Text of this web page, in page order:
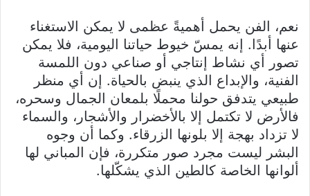
نعم، الفن يحمل أهميةً عظمى لا يمكن الاستغناء
عنها أبدًا. إنه يمسّ خيوط حياتنا اليومية، فلا يمكن
تصور أي نشاط إنتاجي أو صناعي دون اللمسة
الفنية، والإبداع الذي ينبض بالحياة. إن أي منظر
طبيعي يتدفق حولنا محملًا بلمعان الجمال وسحره،
فالأرض لا تكتمل إلا بالأخضرار والأشجار، والسماء
لا تزداد بهجة إلا بلونها الزرقاء. وكما أن وجوه
البشر ليست مجرد صور متكررة، فإن المباني لها
ألوانها الخاصة كالطين الذي يشكّلها.